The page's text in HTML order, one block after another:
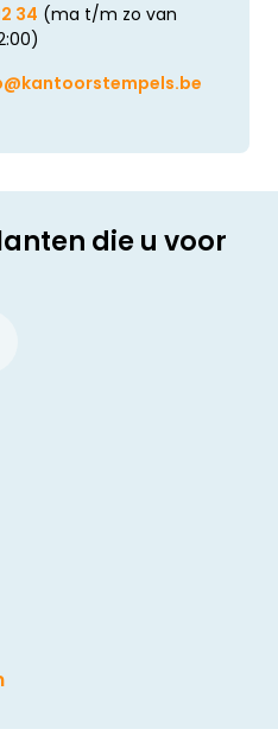
34 (ma t/m zo van
die u voor